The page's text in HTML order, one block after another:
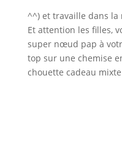
^^) et travaille dans la
Et attention les filles,
super nœud pap à
top sur une chemise
chouette cadeau